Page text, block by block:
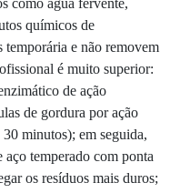
como água fervente,
químicos de
temporária e não removem
é muito superior:
de ação
de gordura por ação
minutos); em seguida,
temperado com ponta
os resíduos mais duros;